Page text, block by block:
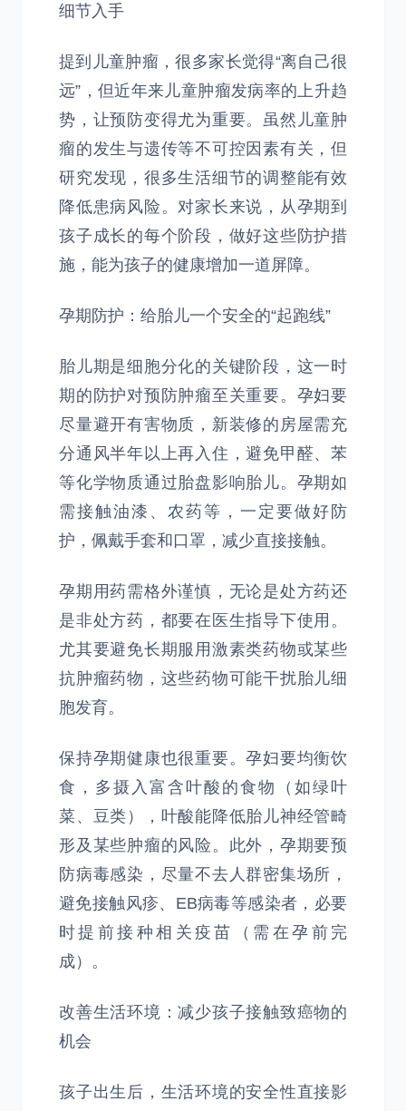
细节入手
提到儿童肿瘤，很多家长觉得“离自己很
远”，但近年来儿童肿瘤发病率的上升趋
势，让预防变得尤为重要。虽然儿童肿
瘤的发生与遗传等不可控因素有关，但
研究发现，很多生活细节的调整能有效
降低患病风险。对家长来说，从孕期到
孩子成长的每个阶段，做好这些防护措
施，能为孩子的健康增加一道屏障。
孕期防护：给胎儿一个安全的“起跑线”
胎儿期是细胞分化的关键阶段，这一时
期的防护对预防肿瘤至关重要。孕妇要
尽量避开有害物质，新装修的房屋需充
分通风半年以上再入住，避免甲醛、苯
等化学物质通过胎盘影响胎儿。孕期如
需接触油漆、农药等，一定要做好防
护，佩戴手套和口罩，减少直接接触。
孕期用药需格外谨慎，无论是处方药还
是非处方药，都要在医生指导下使用。
尤其要避免长期服用激素类药物或某些
抗肿瘤药物，这些药物可能干扰胎儿细
胞发育。
保持孕期健康也很重要。孕妇要均衡饮
食，多摄入富含叶酸的食物（如绿叶
菜、豆类），叶酸能降低胎儿神经管畸
形及某些肿瘤的风险。此外，孕期要预
防病毒感染，尽量不去人群密集场所，
避免接触风疹、EB病毒等感染者，必要
时提前接种相关疫苗（需在孕前完
成）。
改善生活环境：减少孩子接触致癌物的
机会
孩子出生后，生活环境的安全性直接影